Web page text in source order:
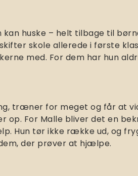
huske – helt tilbage til
skole allerede i første
med. For dem har hun
træner for meget og får at
op. For Malle bliver det en
Hun tør ikke række ud, og
der prøver at hjælpe.